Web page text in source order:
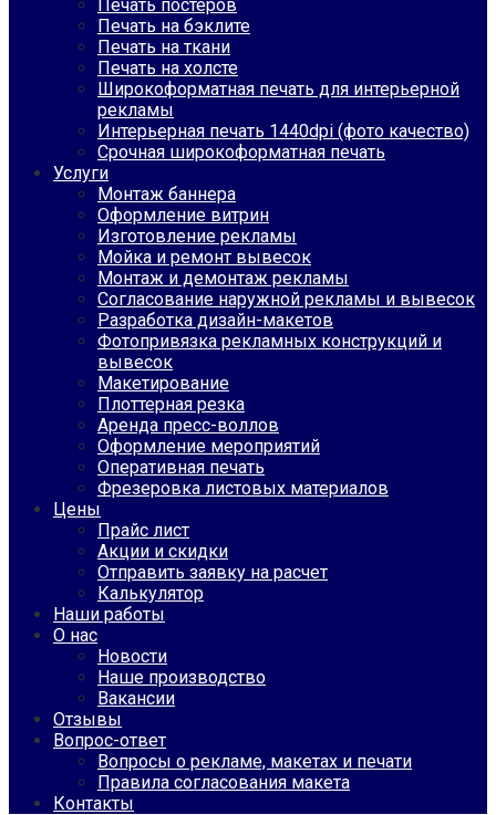
Печать постеров
Печать на бэклите
Печать на ткани
Печать на холсте
Широкоформатная печать для интерьерной
рекламы
Интерьерная печать 1440dpi (фото качество)
Срочная широкоформатная печать
Услуги
Монтаж баннера
Оформление витрин
Изготовление рекламы
Мойка и ремонт вывесок
Монтаж и демонтаж рекламы
Согласование наружной рекламы и вывесок
Разработка дизайн-макетов
Фотопривязка рекламных конструкций и
вывесок
Макетирование
Плоттерная резка
Аренда пресс-воллов
Оформление мероприятий
Оперативная печать
Фрезеровка листовых материалов
Цены
Прайс лист
Акции и скидки
Отправить заявку на расчет
Калькулятор
Наши работы
О нас
Новости
Наше производство
Вакансии
Отзывы
Вопрос-ответ
Вопросы о рекламе, макетах и печати
Правила согласования макета
Контакты